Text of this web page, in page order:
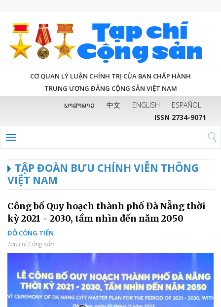
CƠ QUAN LÝ LUẬN CHÍNH TRỊ CỦA BAN CHẤP HÀNH
TRUNG ƯƠNG ĐẢNG CỘNG SẢN VIỆT NAM
ພາສາລາວ 中文 ENGLISH
ESPAÑOL
ISSN 2734-9071
TẬP ĐOÀN BƯU CHÍNH VIỄN THÔNG
VIỆT NAM
Công bố Quy hoạch thành phố Đà Nẵng thời
kỳ 2021 - 2030, tầm nhìn đến năm 2050
ĐỖ CÔNG TIẾN
Tạp chí Cộng sản